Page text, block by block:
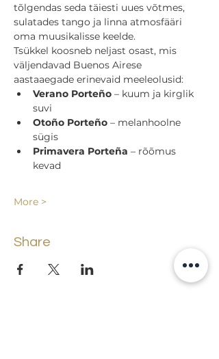
tõlgendas seda täiesti uues võtmes,
sulatades tango ja linna atmosfääri
oma muusikalisse keelde.
Tsükkel koosneb neljast osast, mis
väljendavad Buenos Airese
aastaaegade erinevaid meeleolusid:
Verano Porteño – kuum ja kirglik
suvi
Otoño Porteño – melanhoolne
sügis
Primavera Porteña – rõõmus
kevad
More >
Share